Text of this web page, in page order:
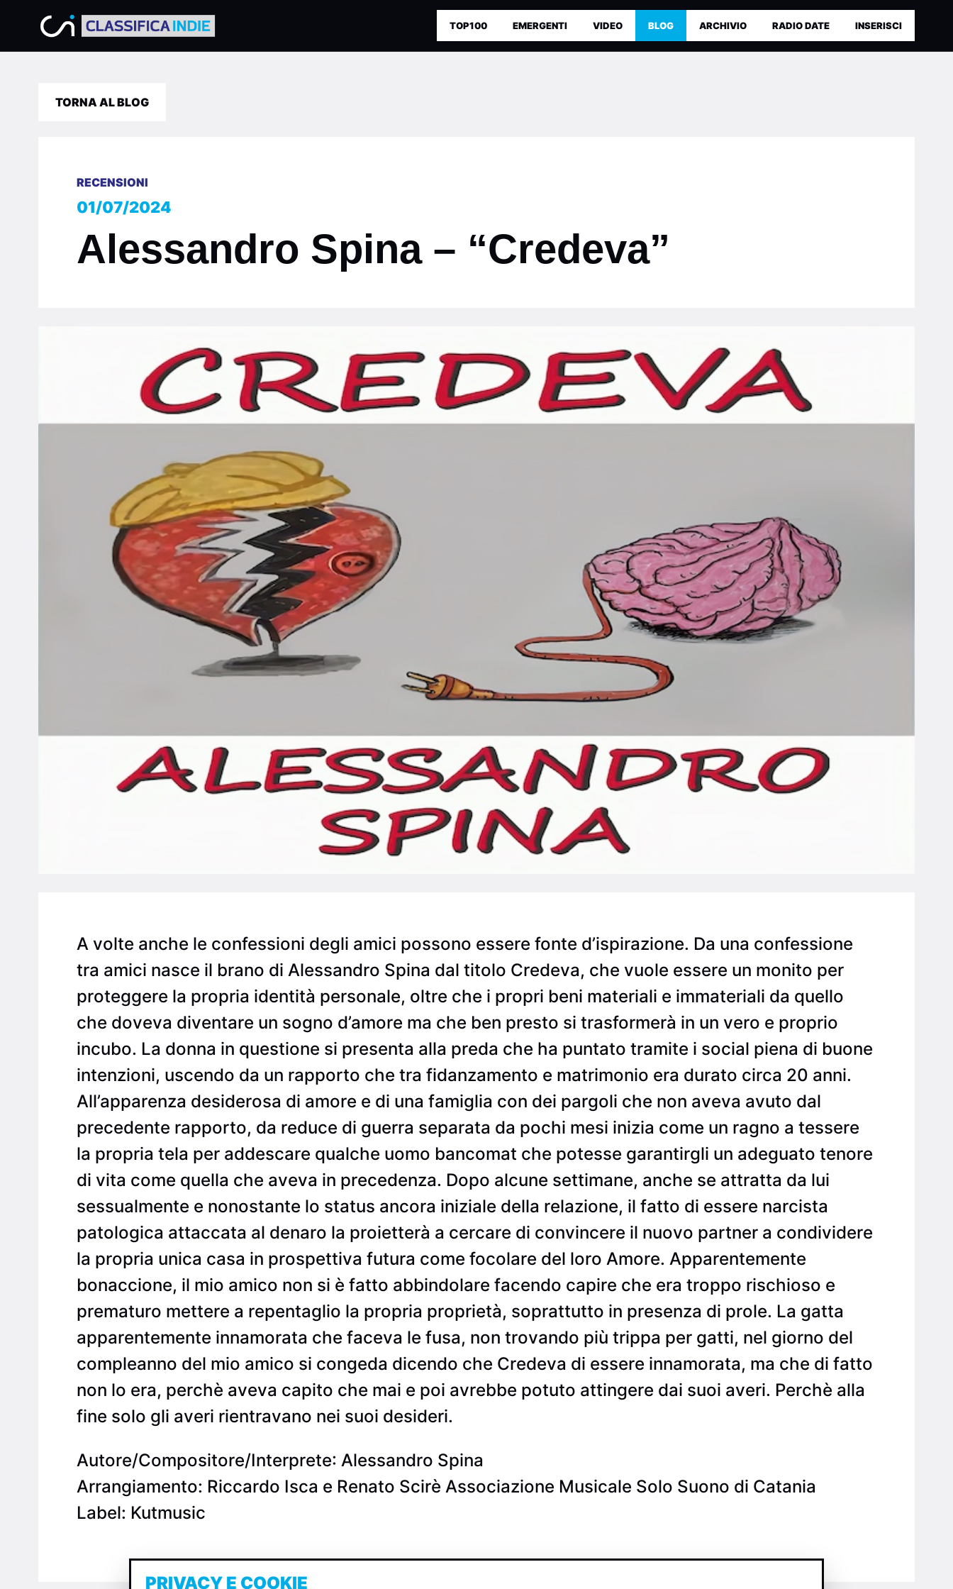
TOP100 EMERGENTI VIDEO BLOG ARCHIVIO RADIO DATE INSERISCI
TORNA AL BLOG
RECENSIONI
01/07/2024
Alessandro Spina – “Credeva”
A volte anche le confessioni degli amici possono essere fonte d’ispirazione. Da una confessione
tra amici nasce il brano di Alessandro Spina dal titolo Credeva, che vuole essere un monito per
proteggere la propria identità personale, oltre che i propri beni materiali e immateriali da quello
che doveva diventare un sogno d’amore ma che ben presto si trasformerà in un vero e proprio
incubo. La donna in questione si presenta alla preda che ha puntato tramite i social piena di buone
intenzioni, uscendo da un rapporto che tra fidanzamento e matrimonio era durato circa 20 anni.
All’apparenza desiderosa di amore e di una famiglia con dei pargoli che non aveva avuto dal
precedente rapporto, da reduce di guerra separata da pochi mesi inizia come un ragno a tessere
la propria tela per addescare qualche uomo bancomat che potesse garantirgli un adeguato tenore
di vita come quella che aveva in precedenza. Dopo alcune settimane, anche se attratta da lui
sessualmente e nonostante lo status ancora iniziale della relazione, il fatto di essere narcista
patologica attaccata al denaro la proietterà a cercare di convincere il nuovo partner a condividere
la propria unica casa in prospettiva futura come focolare del loro Amore. Apparentemente
bonaccione, il mio amico non si è fatto abbindolare facendo capire che era troppo rischioso e
prematuro mettere a repentaglio la propria proprietà, soprattutto in presenza di prole. La gatta
apparentemente innamorata che faceva le fusa, non trovando più trippa per gatti, nel giorno del
compleanno del mio amico si congeda dicendo che Credeva di essere innamorata, ma che di fatto
non lo era, perchè aveva capito che mai e poi avrebbe potuto attingere dai suoi averi. Perchè alla
fine solo gli averi rientravano nei suoi desideri.
Autore/Compositore/Interprete: Alessandro Spina
Arrangiamento: Riccardo Isca e Renato Scirè Associazione Musicale Solo Suono di Catania
Label: Kutmusic
PRIVACY E COOKIE